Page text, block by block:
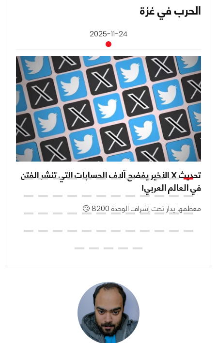
الحرب في غزة
2025-11-24
تحديث X الأخير يفضح آلاف الحسابات التي تنشر الفتن
في العالم العربي!
معظمها يدار تحت إشراف الوحدة 8200 🙄